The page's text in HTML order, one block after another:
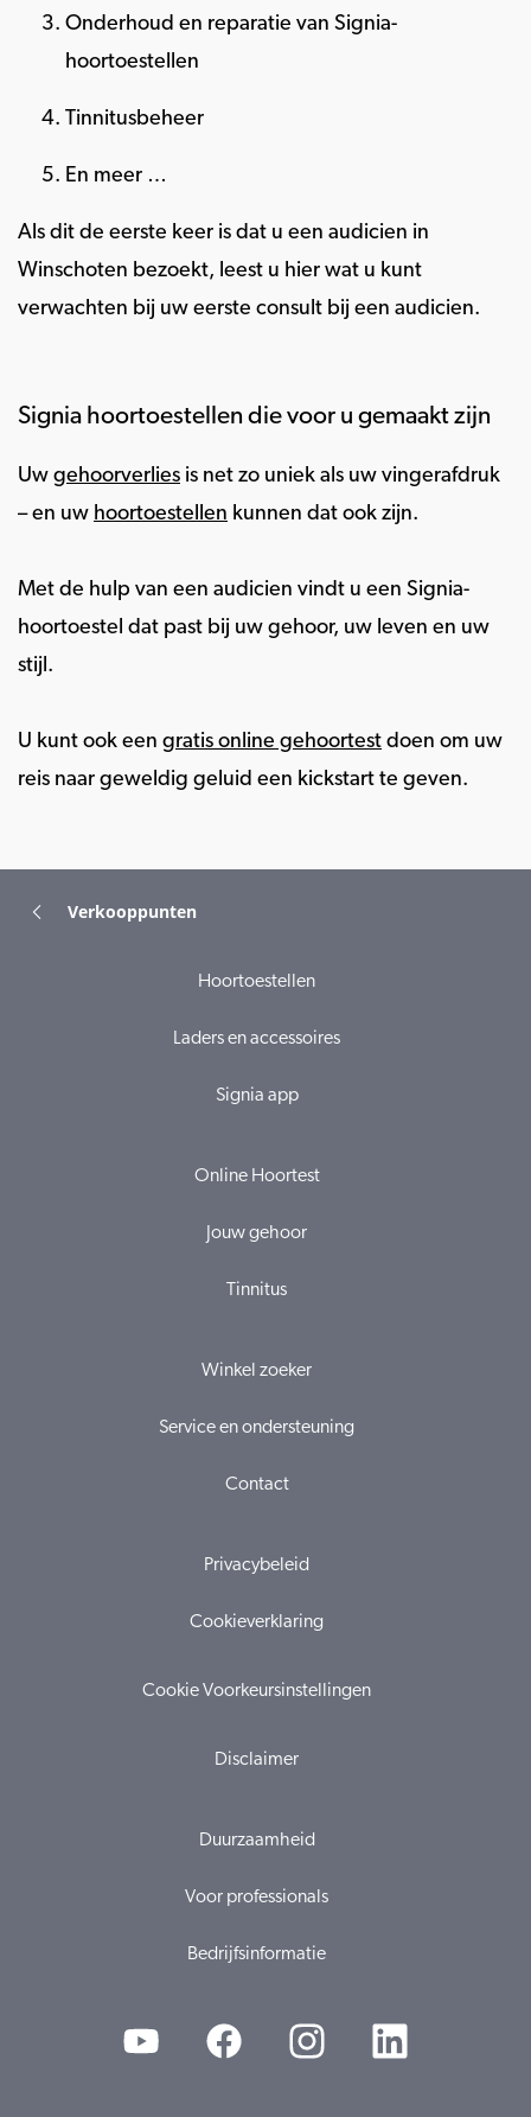
Onderhoud en reparatie van Signia-
hoortoestellen
Tinnitusbeheer
En meer …
Als dit de eerste keer is dat u een audicien in
Winschoten bezoekt, leest u hier wat u kunt
verwachten bij uw eerste consult bij een audicien.
Signia hoortoestellen die voor u gemaakt zijn
Uw gehoorverlies is net zo uniek als uw vingerafdruk
– en uw hoortoestellen kunnen dat ook zijn.
Met de hulp van een audicien vindt u een Signia-
hoortoestel dat past bij uw gehoor, uw leven en uw
stijl.
U kunt ook een gratis online gehoortest doen om uw
reis naar geweldig geluid een kickstart te geven.
Verkooppunten
Hoortoestellen
Laders en accessoires
Signia app
Online Hoortest
Jouw gehoor
Tinnitus
Winkel zoeker
Service en ondersteuning
Contact
Privacybeleid
Cookieverklaring
Cookie Voorkeursinstellingen
Disclaimer
Duurzaamheid
Voor professionals
Bedrijfsinformatie